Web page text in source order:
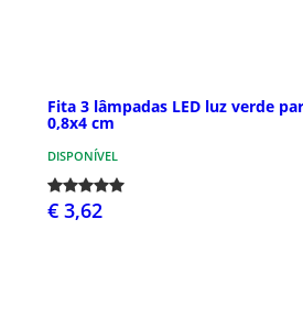
Fita 3 lâmpadas LED luz verde
0,8x4 cm
DISPONÍVEL
€ 3,62